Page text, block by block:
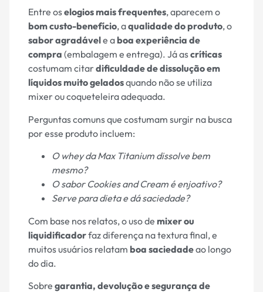
Entre oselogios mais frequentes, aparecem o
bom custo-benefício, aqualidade do produto, o
sabor agradávele aboa experiência de
compra (embalagem e entrega). Já ascríticas
costumam citardificuldade de dissolução em
líquidos muito geladosquando não se utiliza
mixer ou coqueteleira adequada.
Perguntas comuns que costumam surgir na busca
por esse produto incluem:
O whey da Max Titanium dissolve bem
mesmo?
O sabor Cookies and Cream é enjoativo?
Serve para dieta e dá saciedade?
Com base nos relatos, o uso de mixer ou
liquidificadorfaz diferença na textura final, e
muitos usuários relatam boa saciedadeao longo
do dia.
Sobre garantia, devolução e segurança de